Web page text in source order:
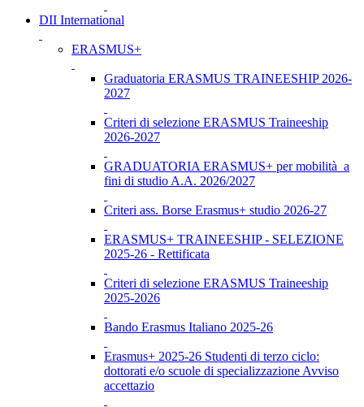
DII International
ERASMUS+
Graduatoria ERASMUS TRAINEESHIP 2026-
2027
Criteri di selezione ERASMUS Traineeship
2026-2027
GRADUATORIA ERASMUS+ per mobilità a
fini di studio A.A. 2026/2027
Criteri ass. Borse Erasmus+ studio 2026-27
ERASMUS+ TRAINEESHIP - SELEZIONE
2025-26 - Rettificata
Criteri di selezione ERASMUS Traineeship
2025-2026
Bando Erasmus Italiano 2025-26
Erasmus+ 2025-26 Studenti di terzo ciclo:
dottorati e/o scuole di specializzazione Avviso
accettazio